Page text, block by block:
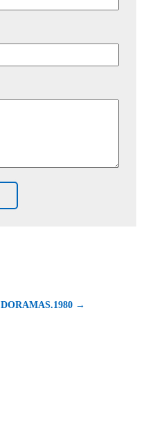
DORAMAS.1980 →